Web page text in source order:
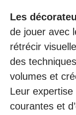
Les
de jouer avec
rétrécir
des
volumes et
Leur expertise
courantes et